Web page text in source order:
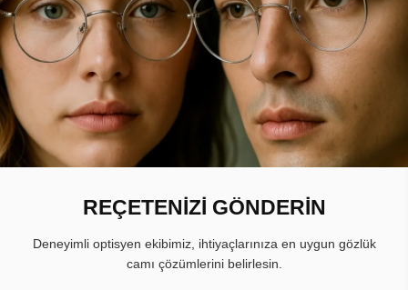
REÇETENİZİ GÖNDERİN
Deneyimli optisyen ekibimiz, ihtiyaçlarınıza en uygun gözlük
camı çözümlerini belirlesin.